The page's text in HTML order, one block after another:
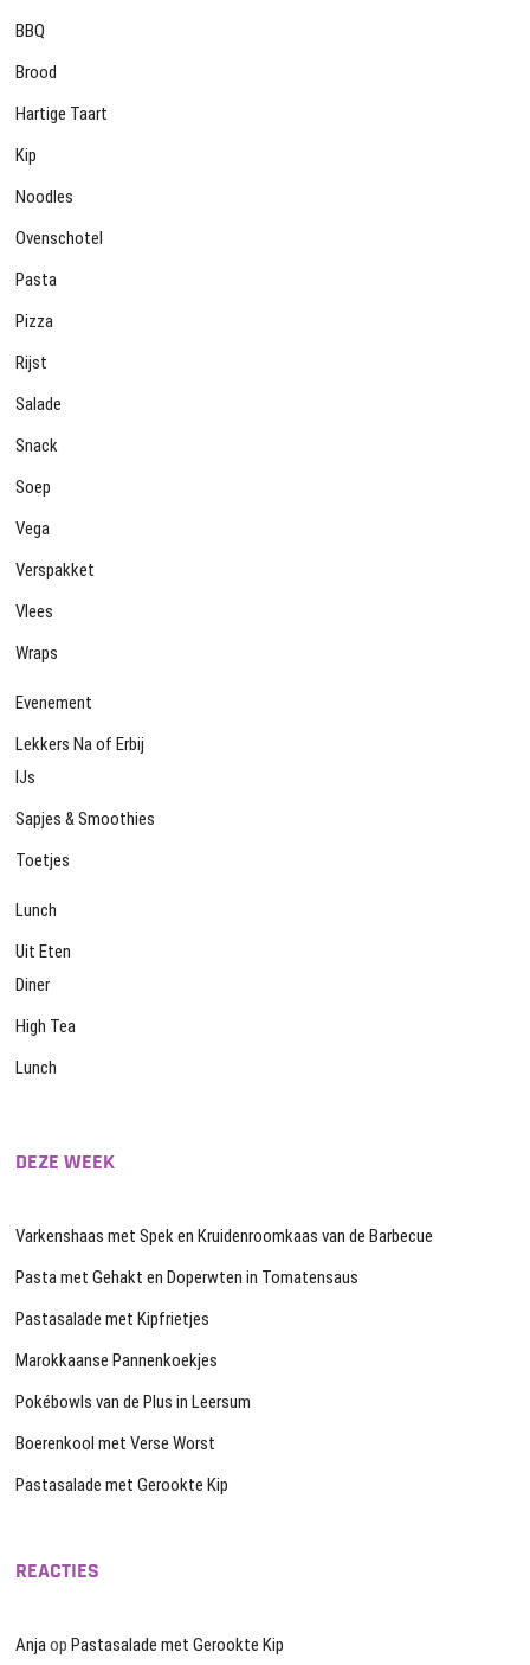
BBQ
Brood
Hartige Taart
Kip
Noodles
Ovenschotel
Pasta
Pizza
Rijst
Salade
Snack
Soep
Vega
Verspakket
Vlees
Wraps
Evenement
Lekkers Na of Erbij
IJs
Sapjes & Smoothies
Toetjes
Lunch
Uit Eten
Diner
High Tea
Lunch
DEZE WEEK
Varkenshaas met Spek en Kruidenroomkaas van de Barbecue
Pasta met Gehakt en Doperwten in Tomatensaus
Pastasalade met Kipfrietjes
Marokkaanse Pannenkoekjes
Pokébowls van de Plus in Leersum
Boerenkool met Verse Worst
Pastasalade met Gerookte Kip
REACTIES
Anja opPastasalade met Gerookte Kip